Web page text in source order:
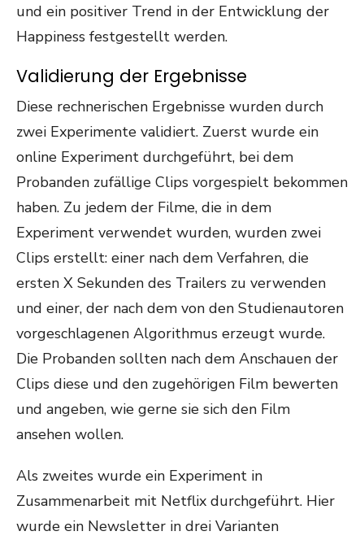
und ein positiver Trend in der Entwicklung der
Happiness festgestellt werden.
Validierung der Ergebnisse
Diese rechnerischen Ergebnisse wurden durch
zwei Experimente validiert. Zuerst wurde ein
online Experiment durchgeführt, bei dem
Probanden zufällige Clips vorgespielt bekommen
haben. Zu jedem der Filme, die in dem
Experiment verwendet wurden, wurden zwei
Clips erstellt: einer nach dem Verfahren, die
ersten X Sekunden des Trailers zu verwenden
und einer, der nach dem von den Studienautoren
vorgeschlagenen Algorithmus erzeugt wurde.
Die Probanden sollten nach dem Anschauen der
Clips diese und den zugehörigen Film bewerten
und angeben, wie gerne sie sich den Film
ansehen wollen.
Als zweites wurde ein Experiment in
Zusammenarbeit mit Netflix durchgeführt. Hier
wurde ein Newsletter in drei Varianten